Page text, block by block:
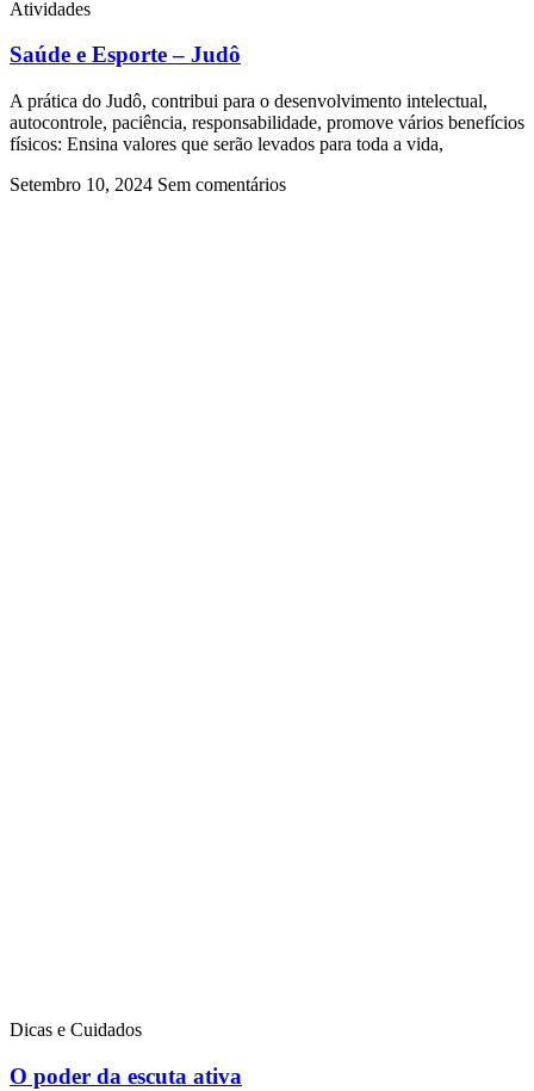
Atividades
Saúde e Esporte – Judô
A prática do Judô, contribui para o desenvolvimento intelectual,
autocontrole, paciência, responsabilidade, promove vários benefícios
físicos: Ensina valores que serão levados para toda a vida,
Setembro 10, 2024 Sem comentários
Dicas e Cuidados
O poder da escuta ativa